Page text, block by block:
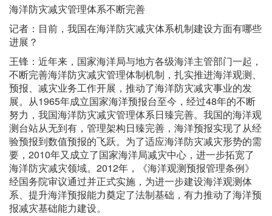
海洋防灾减灾管理体系不断完善
记者：目前，我国在海洋防灾减灾体系机制建设方面有哪些
进展？
王锋：近年来，国家海洋局与地方各级海洋主管部门一起，
不断完善海洋防灾减灾管理体制机制，扎实推进海洋观测、
预报、减灾业务工作开展，推动了海洋防灾减灾事业的发
展。从1965年成立国家海洋预报台至今，经过48年的不断
努力，我国海洋防灾减灾管理体系日臻完善。我国的海洋观
测台站从无到有，管理架构日臻完善，海洋预报实现了从经
验预报到数值预报的飞跃。为了适应海洋防灾减灾形势的需
要，2010年又成立了国家海洋局减灾中心，进一步拓宽了
海洋防灾减灾领域。2012年，《海洋观测预报管理条例》
经国务院审议通过并正式实施，为进一步建设海洋观测体
系、提升海洋预报能力奠定了法制基础，有力推动了海洋预
报减灾基础能力建设。